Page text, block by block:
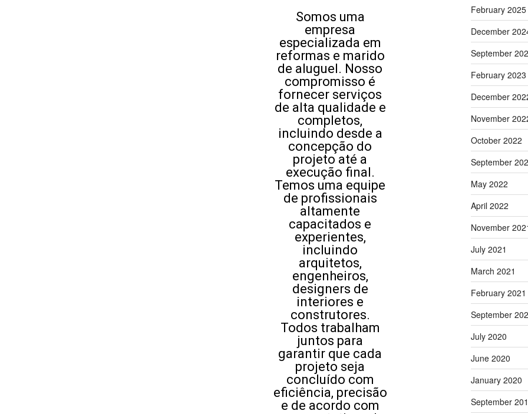
Somos uma
empresa
especializada em
reformas e marido
de aluguel. Nosso
compromisso é
fornecer serviços
de alta qualidade e
completos,
incluindo desde a
concepção do
projeto até a
execução final.
Temos uma equipe
de profissionais
altamente
capacitados e
experientes,
incluindo
arquitetos,
engenheiros,
designers de
interiores e
construtores.
Todos trabalham
juntos para
garantir que cada
projeto seja
concluído com
eficiência, precisão
e de acordo com
February 2025
December
September
February 2023
December
November
October 2022
September
May 2022
April 2022
November
July 2021
March 2021
February 2021
September
July 2020
June 2020
January 2020
September